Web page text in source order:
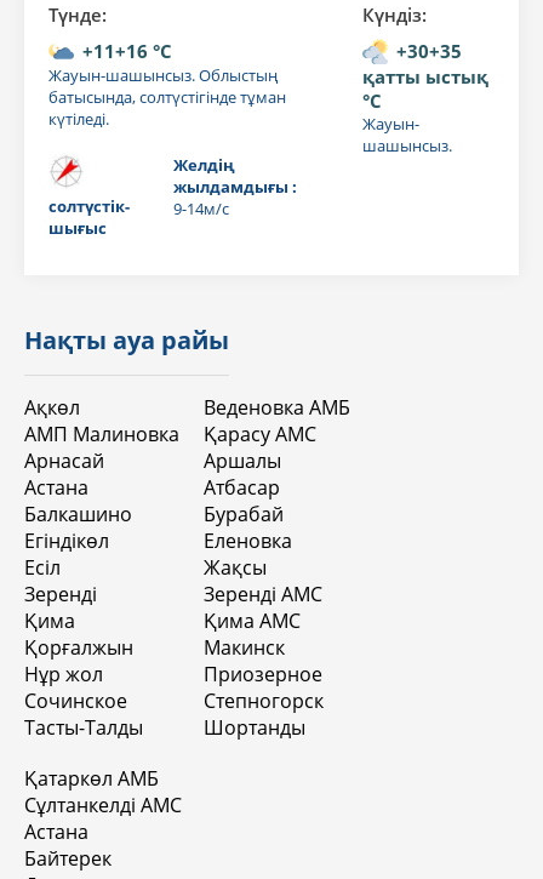
Түнде:
+11+16 °C
Жауын-шашынсыз. Облыстың
батысында, солтүстігінде тұман
күтіледі.
солтүстік-
шығыс
Желдің
жылдамдығы :
9-14м/с
Күндiз:
+30+35
қатты ыстық
°C
Жауын-
шашынсыз.
Нақты ауа райы
Ақкөл
АМП Малиновка
Арнасай
Астана
Балкашино
Егіндікөл
Есіл
Зеренді
Қима
Қорғалжын
Нұр жол
Сочинское
Тасты-Талды
Веденовка АМБ
Қарасу АМС
Аршалы
Атбасар
Бурабай
Еленовка
Жақсы
Зеренді АМС
Қима АМС
Макинск
Приозерное
Степногорск
Шортанды
Қатаркөл АМБ
Сұлтанкелді АМС
Астана
Байтерек